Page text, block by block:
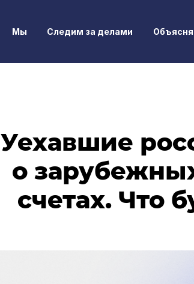
Мы Следим за делами
Уехавшие
о
счетах. Что